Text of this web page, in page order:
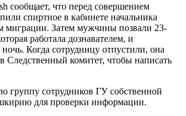
сообщает, что перед совершением
спиртное в кабинете начальника
миграции. Затем мужчины позвали 23-
работала дознавателем, и
Когда сотрудницу отпустили, она
Следственный комитет, чтобы написать
группу сотрудников ГУ собственной
для проверки информации.